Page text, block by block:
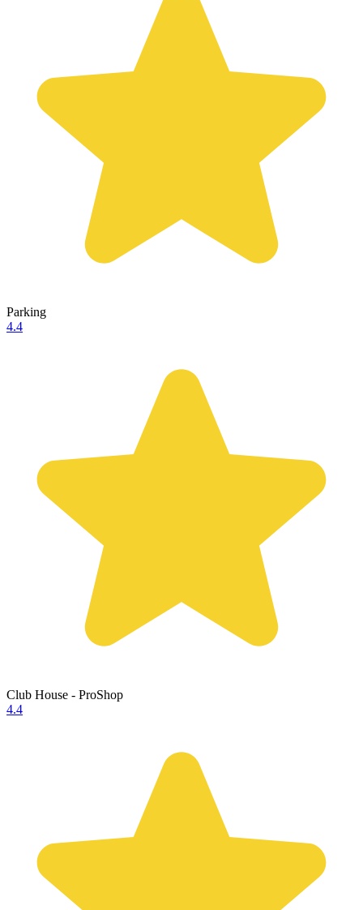
Parking
4.4
Club House - ProShop
4.4